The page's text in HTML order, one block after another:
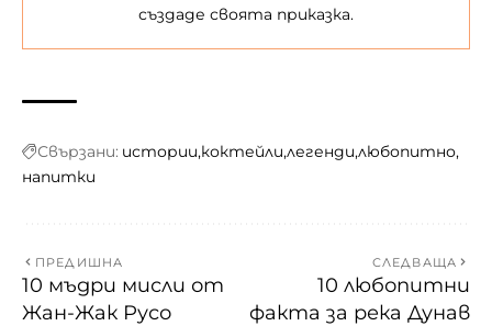
създаде своята приказка.
Свързани: истории коктейли легенди любопитно
напитки
ПРЕДИШНА
10 мъдри мисли от
Жан-Жак Русо
СЛЕДВАЩА
10 любопитни
факта за река Дунав